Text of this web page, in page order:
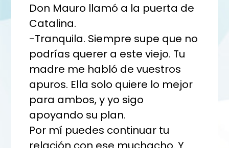
Don Mauro llamó a la puerta de
Catalina.
-Tranquila. Siempre supe que no
podrías querer a este viejo. Tu
madre me habló de vuestros
apuros. Ella solo quiere lo mejor
para ambos, y yo sigo
apoyando su plan.
Por mí puedes continuar tu